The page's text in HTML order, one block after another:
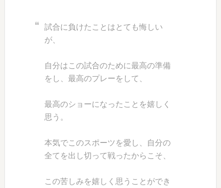
試合に負けたことはとても悔しい
が、
自分はこの試合のために最高の準備
をし、 最高のプレーをして、
最高のショーになったことを嬉しく
思う。
本気でこのスポーツを愛し、自分の
全てを出し切って戦ったからこそ、
この苦しみを嬉しく思うことができ